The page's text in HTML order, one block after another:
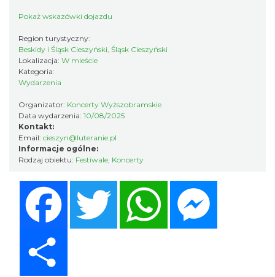
0.43 km
Cieszyn
2026-08-21
Pokaż wskazówki dojazdu
Region turystyczny:
Beskidy i Śląsk Cieszyński, Śląsk Cieszyński
Lokalizacja: W mieście
Kategoria:
Wydarzenia
Organizator: Koncerty Wyższobramskie
Data wydarzenia: 10/08/2025
Kontakt:
Email: cieszyn@luteranie.pl
Informacje ogólne:
Rodzaj obiektu: Festiwale, Koncerty
Twitter WhatsApp